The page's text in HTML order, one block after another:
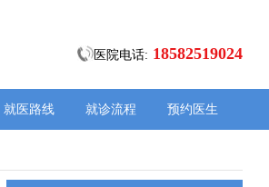
医院电话: 18582519024
就医路线 就诊流程 预约医生